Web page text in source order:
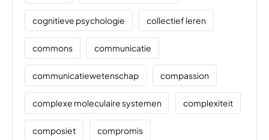
cognitieve psychologie collectief leren
commons communicatie
communicatiewetenschap compassion
complexe moleculaire systemen complexiteit
composiet compromis